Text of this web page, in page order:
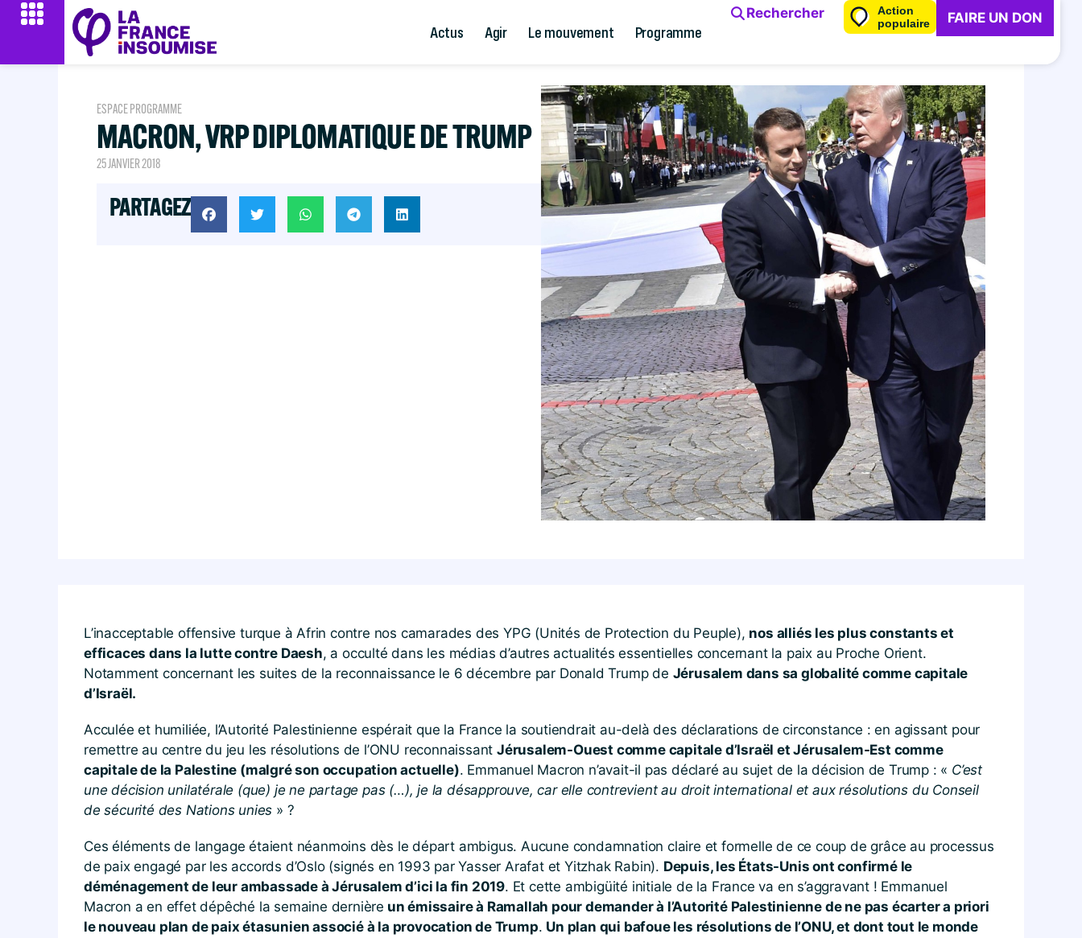
Actus Agir Le mouvement Programme
Rechercher
Action
populaire
FAIRE UN DON
ESPACE PROGRAMME
MACRON, VRP DIPLOMATIQUE DE TRUMP
25 JANVIER 2018
PARTAGEZ
L’inacceptable offensive turque à Afrin contre nos camarades des YPG (Unités de Protection du Peuple), nos alliés les plus constants et
efficaces dans la lutte contre Daesh, a occulté dans les médias d’autres actualités essentielles concernant la paix au Proche Orient.
Notamment concernant les suites de la reconnaissance le 6 décembre par Donald Trump de Jérusalem dans sa globalité comme capitale
d’Israël.
Acculée et humiliée, l’Autorité Palestinienne espérait que la France la soutiendrait au-delà des déclarations de circonstance : en agissant pour
remettre au centre du jeu les résolutions de l’ONU reconnaissant Jérusalem-Ouest comme capitale d’Israël et Jérusalem-Est comme
capitale de la Palestine (malgré son occupation actuelle). Emmanuel Macron n’avait-il pas déclaré au sujet de la décision de Trump : « C’est
une décision unilatérale (que) je ne partage pas (…), je la désapprouve, car elle contrevient au droit international et aux résolutions du Conseil
de sécurité des Nations unies » ?
Ces éléments de langage étaient néanmoins dès le départ ambigus. Aucune condamnation claire et formelle de ce coup de grâce au processus
de paix engagé par les accords d’Oslo (signés en 1993 par Yasser Arafat et Yitzhak Rabin). Depuis, les États-Unis ont confirmé le
déménagement de leur ambassade à Jérusalem d’ici la fin 2019. Et cette ambigüité initiale de la France va en s’aggravant ! Emmanuel
Macron a en effet dépêché la semaine dernière un émissaire à Ramallah pour demander à l’Autorité Palestinienne de ne pas écarter a priori
le nouveau plan de paix étasunien associé à la provocation de Trump. Un plan qui bafoue les résolutions de l’ONU, et dont tout le monde